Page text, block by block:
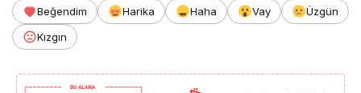
Beğendim Harika Haha Vay
Üzgün
Kızgın